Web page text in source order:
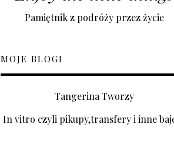
Pamiętnik z podróży przez życie
MOJE BLOGI
Tangerina Tworzy
In vitro czyli pikupy,transfery i inne